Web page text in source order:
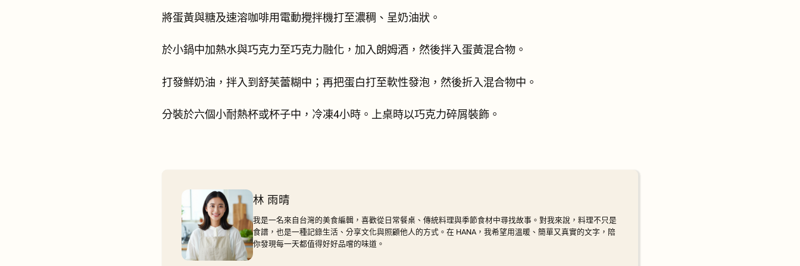
將蛋黃與糖及速溶咖啡用電動攪拌機打至濃稠、呈奶油狀。
於小鍋中加熱水與巧克力至巧克力融化，加入朗姆酒，然後拌入蛋黃混合物。
打發鮮奶油，拌入到舒芙蕾糊中；再把蛋白打至軟性發泡，然後折入混合物中。
分裝於六個小耐熱杯或杯子中，冷凍4小時。上桌時以巧克力碎屑裝飾。
林 雨晴
我是一名來自台灣的美食編輯，喜歡從日常餐桌、傳統料理與季節食材中尋找故事。對我來說，料理不只是
食譜，也是一種記錄生活、分享文化與照顧他人的方式。在 HANA，我希望用溫暖、簡單又真實的文字，陪
你發現每一天都值得好好品嚐的味道。